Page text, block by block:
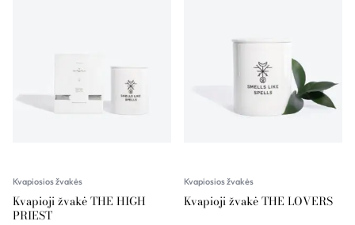
Kvapiosios žvakės
Kvapioji žvakė THE HIGH
PRIEST
Kvapiosios žvakės
Kvapioji žvakė THE LOVERS